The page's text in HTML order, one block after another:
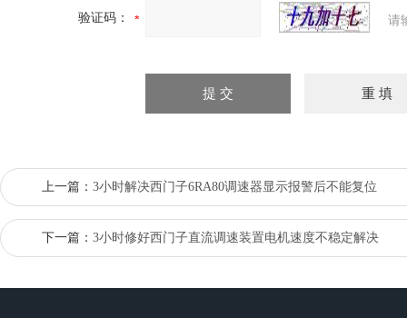
验证码： 请
上一篇： 3小时解决西门子6RA80调速器显示报警后不能复位
下一篇： 3小时修好西门子直流调速装置电机速度不稳定解决